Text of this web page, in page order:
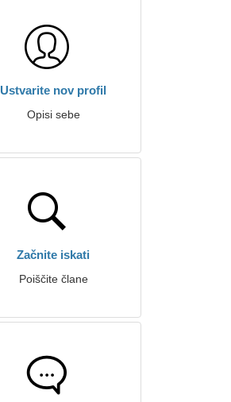
Ustvarite nov profil
Opisi sebe
Začnite iskati
Poiščite člane